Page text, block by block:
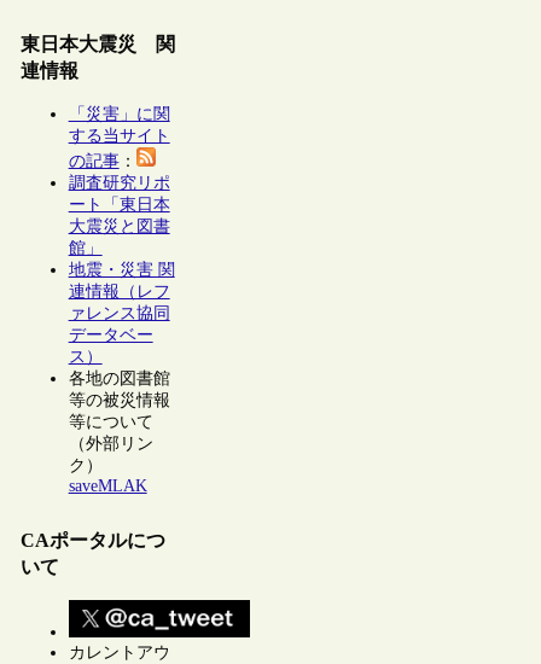
東日本大震災 関
連情報
「災害」に関
する当サイト
の記事：
調査研究リポ
ート「東日本
大震災と図書
館」
地震・災害 関
連情報（レフ
ァレンス協同
データベー
ス）
各地の図書館
等の被災情報
等について
（外部リン
ク）
saveMLAK
CAポータルにつ
いて
カレントアウ